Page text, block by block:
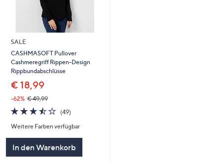
SALE
CASHMASOFT Pullover
Cashmeregriff Rippen-Design
Rippbundabschlüsse
€ 18,99
-62% € 49,99
3.5
von
5
(49)49
Weitere Farben verfügbar
In den Warenkorb